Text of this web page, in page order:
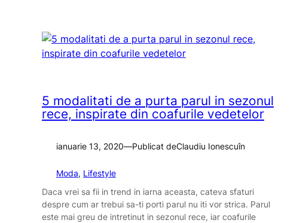
5 modalitati de a purta parul in sezonul
rece, inspirate din coafurile vedetelor
ianuarie 13, 2020—Publicat deClaudiu Ionescuîn
Moda, Lifestyle
Daca vrei sa fii in trend in iarna aceasta, cateva sfaturi
despre cum ar trebui sa-ti porti parul nu iti vor strica. Parul
este mai greu de intretinut in sezonul rece, iar coafurile